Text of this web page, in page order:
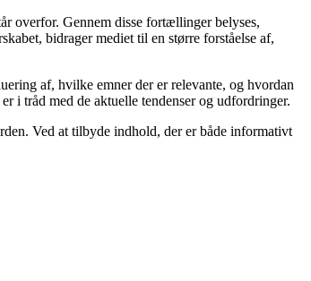
overfor. Gennem disse fortællinger belyses,
bidrager mediet til en større forståelse af,
af, hvilke emner der er relevante, og hvordan
i tråd med de aktuelle tendenser og udfordringer.
Ved at tilbyde indhold, der er både informativt